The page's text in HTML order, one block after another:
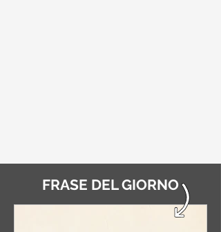
FRASE DEL GIORNO